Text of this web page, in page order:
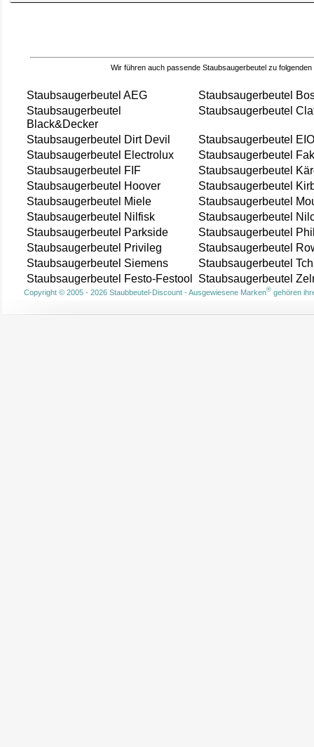
Wir führen auch passende Staubsaugerbeutel zu folgenden
Staubsaugerbeutel AEG
Staubsaugerbeutel
Staubsaugerbeutel
Black&Decker
Staubsaugerbeutel
Staubsaugerbeutel Dirt Devil
Staubsaugerbeutel
Staubsaugerbeutel Electrolux
Staubsaugerbeutel
Staubsaugerbeutel FIF
Staubsaugerbeutel
Staubsaugerbeutel Hoover
Staubsaugerbeutel
Staubsaugerbeutel Miele
Staubsaugerbeutel
Staubsaugerbeutel Nilfisk
Staubsaugerbeutel
Staubsaugerbeutel Parkside
Staubsaugerbeutel
Staubsaugerbeutel Privileg
Staubsaugerbeutel
Staubsaugerbeutel Siemens
Staubsaugerbeutel
Staubsaugerbeutel Festo-Festool
Staubsaugerbeutel
Copyright © 2005 - 2026 Staubbeutel-Discount - Ausgewiesene Marken®gehören